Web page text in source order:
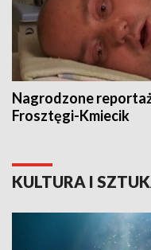
Nagrodzone
Frosztęgi-Kmiecik
KULTURA I